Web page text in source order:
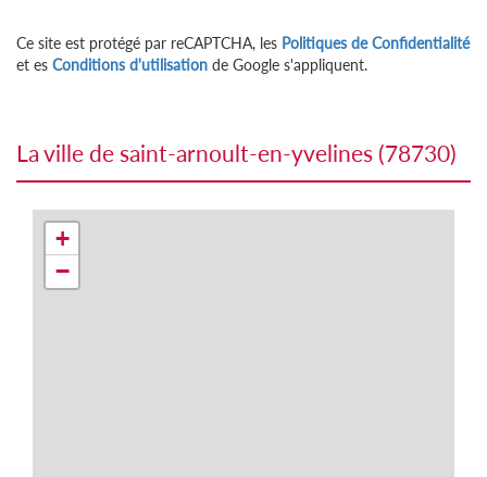
Ce site est protégé par reCAPTCHA, les Politiques de Confidentialité
et es Conditions d'utilisation de Google s'appliquent.
la ville de saint-arnoult-en-yvelines (78730)
+
−